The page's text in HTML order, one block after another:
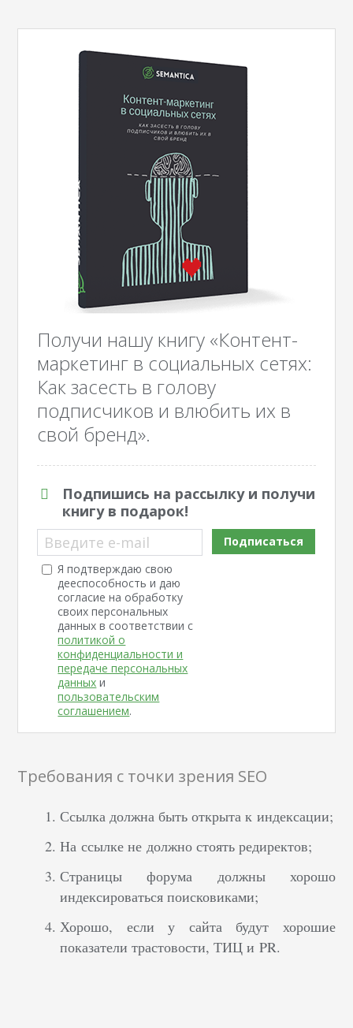
Получи нашу книгу «Контент-
маркетинг в социальных сетях:
Как засесть в голову
подписчиков и влюбить их в
свой бренд».
Подпишись на рассылку и получи
книгу в подарок!
Введите e-mail
Я подтверждаю свою
дееспособность и даю
согласие на обработку
своих персональных
данных в соответствии с
политикой о
конфиденциальности и
передаче персональных
данных и
пользовательским
соглашением.
Подписаться
Требования с точки зрения SEO
Ссылка должна быть открыта к индексации;
На ссылке не должно стоять редиректов;
Страницы форума должны хорошо
индексироваться поисковиками;
Хорошо, если у сайта будут хорошие
показатели трастовости, ТИЦ и PR.